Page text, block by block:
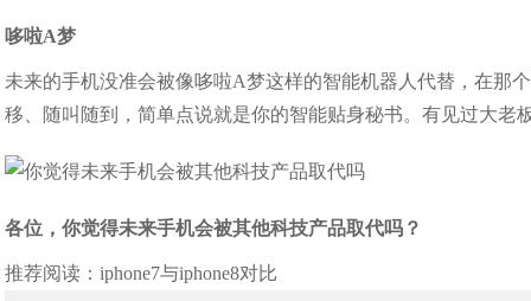
哆啦A梦
未来的手机没准会被像哆啦A梦这样的智能机器人代替，在那
移、随叫随到，简单点说就是你的智能贴身秘书。有见过大老
各位，你觉得未来手机会被其他科技产品取代吗？
推荐阅读：iphone7与iphone8对比